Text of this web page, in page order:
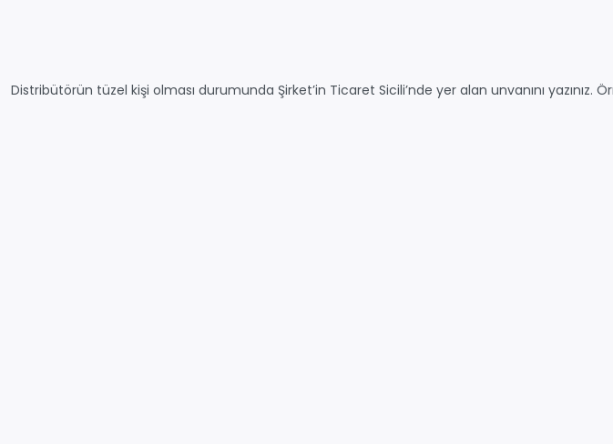
Distribütörün tüzel kişi olması durumunda Şirket’in Ticaret Sicili’nde yer alan unvanını yazınız.